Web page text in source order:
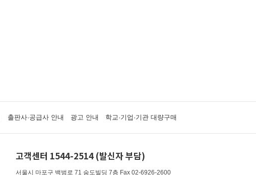
출판사·공급사 안내 광고 안내 학교·기업·기관 대량구매
고객센터 1544-2514 (발신자 부담)
서울시 마포구 백범로 71 숨도빌딩 7층 Fax 02-6926-2600